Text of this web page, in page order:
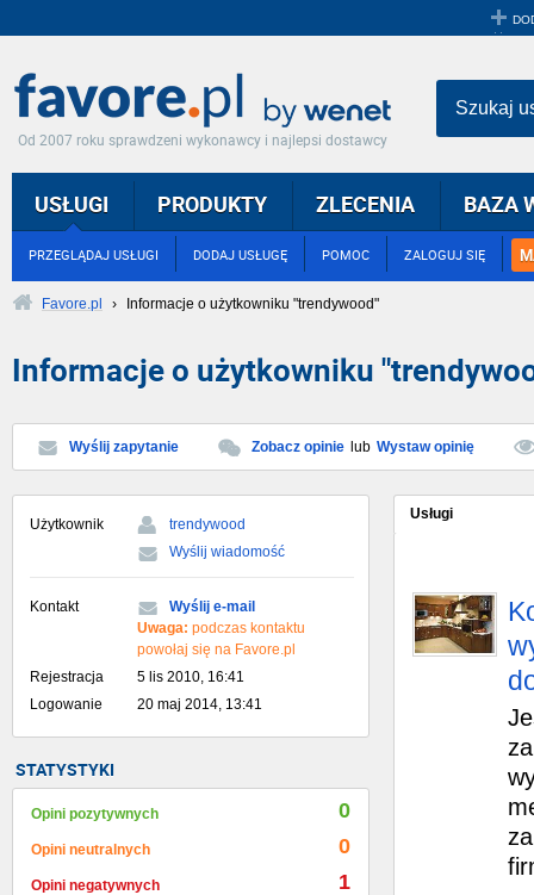
Od 2007 roku sprawdzeni wykonawcy i najlepsi dostawcy
USŁUGI
PRZEGLĄDAJ USŁUGI DODAJ USŁUGĘ POMOC ZALOGUJ SIĘ
PRODUKTY ZLECENIA BAZA
Szukaj
Favore.pl › Informacje o użytkowniku "trendywood"
Informacje o użytkowniku
Wyślij zapytanie Zobacz opinie lub Wystaw opinię
Użytkownik
trendywood
Wyślij wiadomość
Kontakt
Wyślij e-mail
Uwaga: podczas kontaktu
powołaj się na Favore.pl
Rejestracja
5 lis 2010, 16:41
Logowanie
20 maj 2014, 13:41
STATYSTYKI
Opini pozytywnych 0
Opini neutralnych 0
Opini negatywnych 1
Usługi